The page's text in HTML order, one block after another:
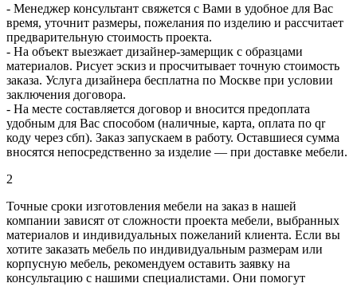
- Менеджер консультант свяжется с Вами в удобное для Вас
время, уточнит размеры, пожелания по изделию и рассчитает
предварительную стоимость проекта.
- На объект выезжает дизайнер-замерщик с образцами
материалов. Рисует эскиз и просчитывает точную стоимость
заказа. Услуга дизайнера бесплатна по Москве при условии
заключения договора.
- На месте составляется договор и вносится предоплата
удобным для Вас способом (наличные, карта, оплата по qr
коду через сбп). Заказ запускаем в работу. Оставшиеся сумма
вносятся непосредственно за изделие — при доставке мебели.
2
Точные сроки изготовления мебели на заказ в нашей
компании зависят от сложности проекта мебели, выбранных
материалов и индивидуальных пожеланий клиента. Если вы
хотите заказать мебель по индивидуальным размерам или
корпусную мебель, рекомендуем оставить заявку на
консультацию с нашими специалистами. Они помогут